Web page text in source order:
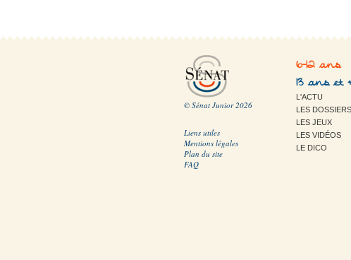
© Sénat Junior 2026
Liens utiles
Mentions légales
Plan du site
FAQ
6-12 ans
13 ans et +
L'ACTU
LES DOSSIERS
LES JEUX
LES VIDÉOS
LE DICO